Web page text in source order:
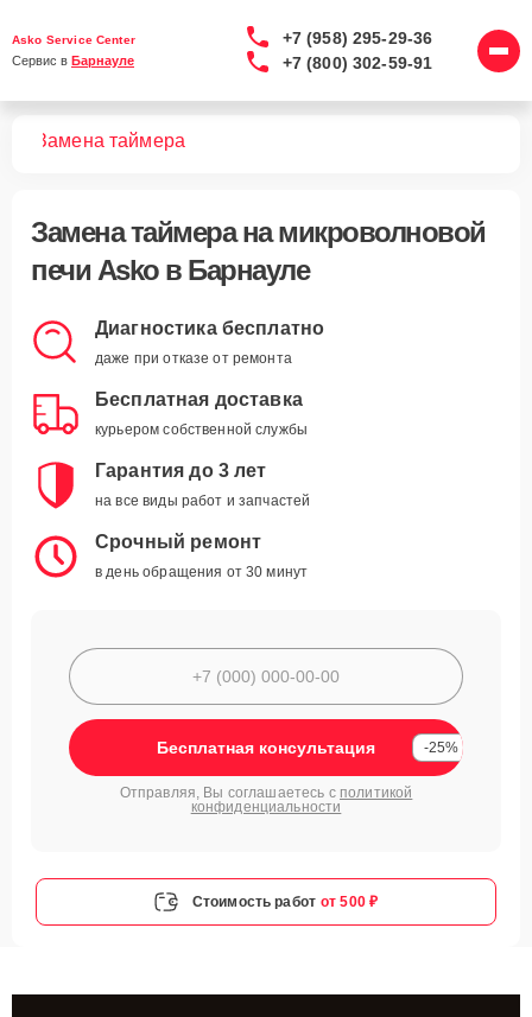
Asko Service Center
Сервис в Барнауле
+7 (958) 295-29-36
+7 (800) 302-59-91
Замена таймера
Замена таймерана микроволновой
печи Asko в Барнауле
Диагностика бесплатно
даже при отказе от ремонта
Бесплатная доставка
курьером собственной службы
Гарантия до 3 лет
на все виды работ и запчастей
Срочный ремонт
в день обращения от 30 минут
Бесплатная консультация -25%
Отправляя, Вы соглашаетесь с политикой
конфиденциальности
Стоимость работ от 500 ₽